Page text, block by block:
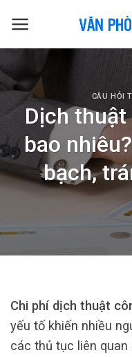
CÂU HỎI
Dịch
bao
bạch,
Chi phí dịch thuật
yếu tố khiến nhiều
các thủ tục liên